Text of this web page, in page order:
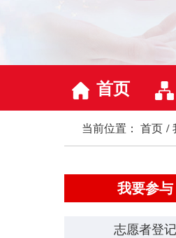
首页
当前位置： 首页 /
我要参与
志愿者登记